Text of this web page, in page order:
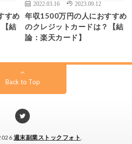
すめ
結
2022.03.16 2023.09.12
年収1500万円の人におすすめ
のクレジットカードは？【結
論：楽天カード】
Back to Top
週末副業ストックフォト.